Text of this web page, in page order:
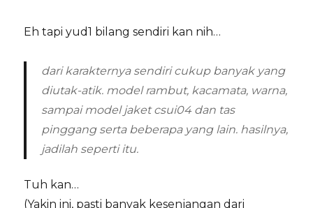
Eh tapi yud1 bilang sendiri kan nih…
dari karakternya sendiri cukup banyak yang
diutak-atik. model rambut, kacamata, warna,
sampai model jaket csui04 dan tas
pinggang serta beberapa yang lain. hasilnya,
jadilah seperti itu.
Tuh kan…
(Yakin ini, pasti banyak kesenjangan dari